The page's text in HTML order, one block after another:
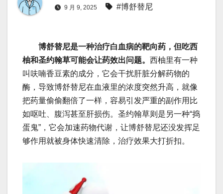
9 月 9, 2025 #博舒替尼
博舒替尼是一种治疗白血病的靶向药，但吃西
柚和圣约翰草可能会让药效出问题。 西柚里有一种
叫呋喃香豆素的成分，它会干扰肝脏分解药物的
酶，导致博舒替尼在血液里的浓度突然升高，就像
把药量偷偷翻倍了一样，容易引发严重的副作用比
如呕吐、腹泻甚至肝损伤。圣约翰草则是另一种“捣
蛋鬼”，它会加速药物代谢，让博舒替尼还没发挥足
够作用就被身体快速清除，治疗效果大打折扣。